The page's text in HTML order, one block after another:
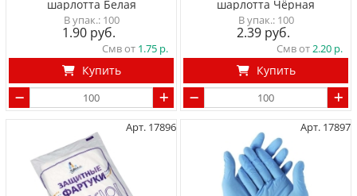
шарлотта Белая
100
1.90
Смв от 1.75
Купить
шарлотта Чёрная
100
2.39
Смв от2.20
Купить
Арт. 17896 Арт. 17897